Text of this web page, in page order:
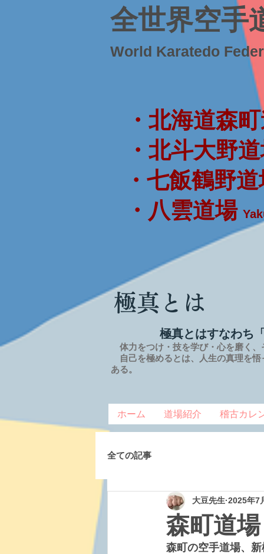
全世界空手
World Karatedo
・北海道森
・北斗大野
・七飯鶴野
・八雲道場
極真とは
極真とはすなわち
体力をつけ・技を学び・心を磨く、
自己を極めるとは、
人生の真理を悟
ある。
ホーム 道場紹介 稽古カレ
全ての記事
森町道
大豆先生 2025年7
森町の空手道場、